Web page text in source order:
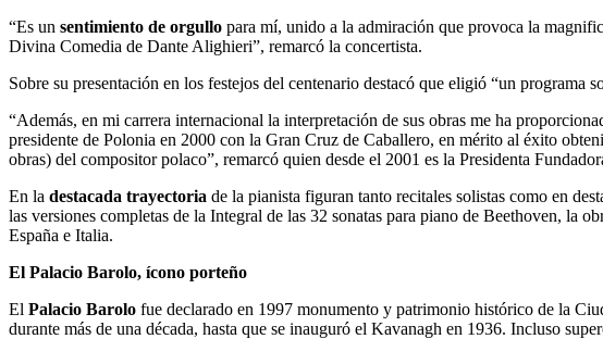
“Es un sentimiento de orgullo para mí, unido a la admiración que provoca la
Divina Comedia de Dante Alighieri”, remarcó la concertista.
Sobre su presentación en los festejos del centenario destacó que eligió “un
“Además, en mi carrera internacional la interpretación de sus obras me ha
presidente de Polonia en 2000 con la Gran Cruz de Caballero, en mérito al éxito
obras) del compositor polaco”, remarcó quien desde el 2001 es la Presidenta
En la destacada trayectoria de la pianista figuran tanto recitales solistas como en
las versiones completas de la Integral de las 32 sonatas para piano de Beethoven, la
España e Italia.
El Palacio Barolo, ícono porteño
El Palacio Barolo fue declarado en 1997 monumento y patrimonio histórico de la
durante más de una década, hasta que se inauguró el Kavanagh en 1936. Incluso